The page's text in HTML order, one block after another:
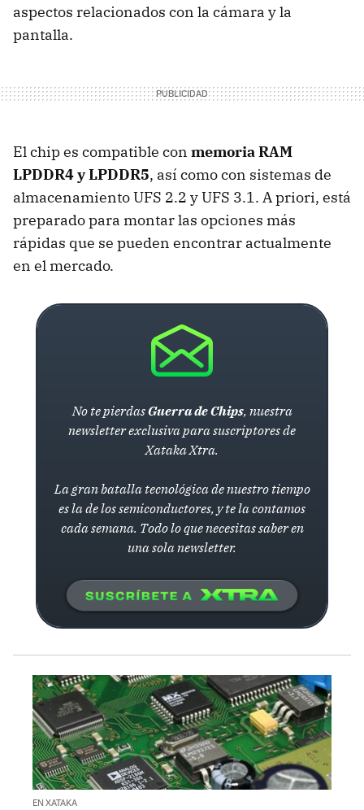
aspectos relacionados con la cámara y la
pantalla.
El chip es compatible con memoria RAM
LPDDR4 y LPDDR5, así como con sistemas de
almacenamiento UFS 2.2 y UFS 3.1. A priori, está
preparado para montar las opciones más
rápidas que se pueden encontrar actualmente
en el mercado.
No te pierdasGuerra de Chips, nuestra
newsletter exclusiva para suscriptores de
Xataka Xtra.
La gran batalla tecnológica de nuestro tiempo
es la de los semiconductores, y te la contamos
cada semana. Todo lo que necesitas saber en
una sola newsletter.
EN XATAKA